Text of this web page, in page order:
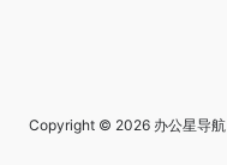
Copyright © 2026 办公星导航